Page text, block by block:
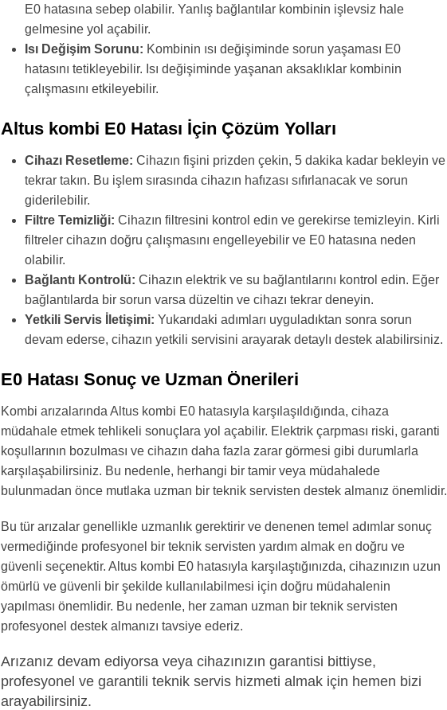
E0 hatasına sebep olabilir. Yanlış bağlantılar kombinin işlevsiz hale
gelmesine yol açabilir.
Isı Değişim Sorunu: Kombinin ısı değişiminde sorun yaşaması E0
hatasını tetikleyebilir. Isı değişiminde yaşanan aksaklıklar kombinin
çalışmasını etkileyebilir.
Altus kombi E0 Hatası İçin Çözüm Yolları
Cihazı Resetleme: Cihazın fişini prizden çekin, 5 dakika kadar bekleyin ve
tekrar takın. Bu işlem sırasında cihazın hafızası sıfırlanacak ve sorun
giderilebilir.
Filtre Temizliği: Cihazın filtresini kontrol edin ve gerekirse temizleyin. Kirli
filtreler cihazın doğru çalışmasını engelleyebilir ve E0 hatasına neden
olabilir.
Bağlantı Kontrolü: Cihazın elektrik ve su bağlantılarını kontrol edin. Eğer
bağlantılarda bir sorun varsa düzeltin ve cihazı tekrar deneyin.
Yetkili Servis İletişimi: Yukarıdaki adımları uyguladıktan sonra sorun
devam ederse, cihazın yetkili servisini arayarak detaylı destek alabilirsiniz.
E0 Hatası Sonuç ve Uzman Önerileri
Kombi arızalarında Altus kombi E0 hatasıyla karşılaşıldığında, cihaza
müdahale etmek tehlikeli sonuçlara yol açabilir. Elektrik çarpması riski, garanti
koşullarının bozulması ve cihazın daha fazla zarar görmesi gibi durumlarla
karşılaşabilirsiniz. Bu nedenle, herhangi bir tamir veya müdahalede
bulunmadan önce mutlaka uzman bir teknik servisten destek almanız önemlidir.
Bu tür arızalar genellikle uzmanlık gerektirir ve denenen temel adımlar sonuç
vermediğinde profesyonel bir teknik servisten yardım almak en doğru ve
güvenli seçenektir. Altus kombi E0 hatasıyla karşılaştığınızda, cihazınızın uzun
ömürlü ve güvenli bir şekilde kullanılabilmesi için doğru müdahalenin
yapılması önemlidir. Bu nedenle, her zaman uzman bir teknik servisten
profesyonel destek almanızı tavsiye ederiz.
Arızanız devam ediyorsa veya cihazınızın garantisi bittiyse,
profesyonel ve garantili teknik servis hizmeti almak için hemen bizi
arayabilirsiniz.